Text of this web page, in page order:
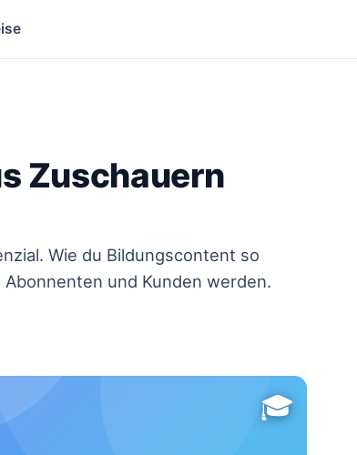
Zuschauern
Wie du Bildungscontent so
und Kunden werden.
🎓